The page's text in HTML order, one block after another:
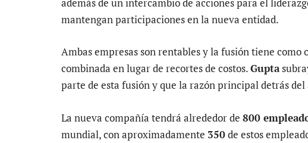
además de un intercambio de acciones para el
mantengan participaciones en la nueva entidad.
Ambas empresas son rentables y la fusión tiene
combinada en lugar de recortes de costos.Gupta
parte de esta fusión y que la razón principal detrás
La nueva compañía tendrá alrededor de 800
mundial, con aproximadamente 350de estos